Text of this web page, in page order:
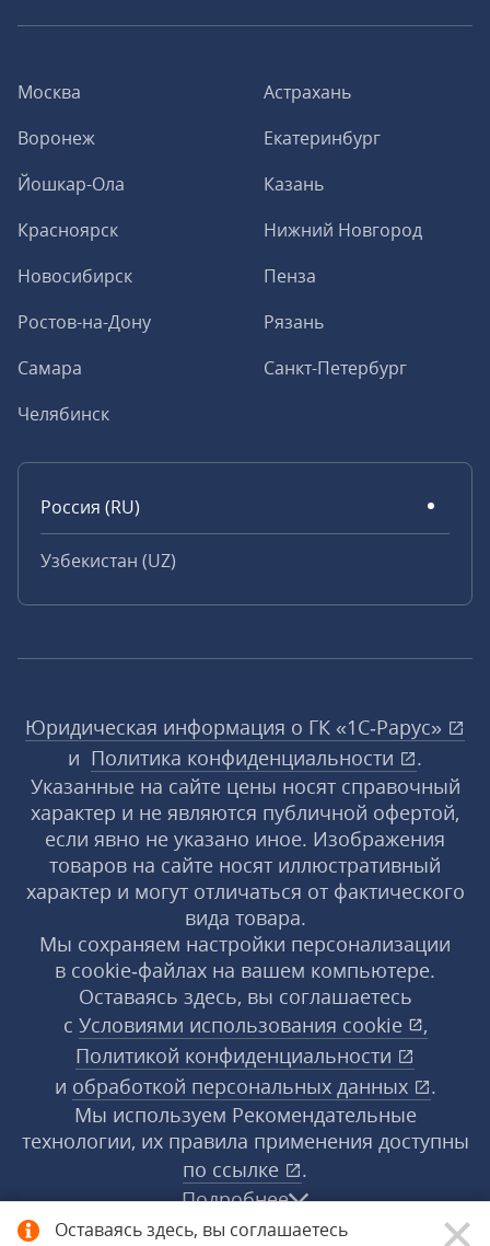
Оставаясь здесь, вы соглашаетесь
Москва
Астрахань
Воронеж
Екатеринбург
Йошкар-Ола
Казань
Красноярск
Нижний Новгород
Новосибирск
Пенза
Ростов-на-Дону
Рязань
Самара
Санкт-Петербург
Челябинск
Россия (RU)
Узбекистан (UZ)
Юридическая информация о ГК «1С‑Рарус»
и Политика конфиденциальности
.
Указанные на сайте цены носят справочный
характер и не являются публичной офертой,
если явно не указано иное. Изображения
товаров на сайте носят иллюстративный
характер и могут отличаться от фактического
вида товара.
Мы сохраняем настройки персонализации
в cookie‑файлах на вашем компьютере.
Оставаясь здесь, вы соглашаетесь
с Условиями использования cookie
,
Политикой конфиденциальности
и обработкой персональных данных
.
Мы используем Рекомендательные
технологии, их правила применения доступны
по ссылке
.
Подробнее